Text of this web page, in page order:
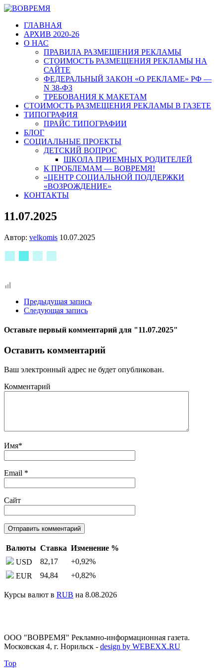
ГЛАВНАЯ
АРХИВ 2020-26
О НАС
ПРАВИЛА РАЗМЕЩЕНИЯ РЕКЛАМЫ
СТОИМОСТЬ РАЗМЕЩЕНИЯ РЕКЛАМЫ НА
САЙТЕ
ФЕДЕРАЛЬНЫЙ ЗАКОН «О РЕКЛАМЕ» РФ —
N 38-ФЗ
ТРЕБОВАНИЯ К МАКЕТАМ
СТОИМОСТЬ РАЗМЕЩЕНИЯ РЕКЛАМЫ В ГАЗЕТЕ
ТИПОГРАФИЯ
ПРАЙС ТИПОГРАФИИ
БЛОГ
СОЦИАЛЬНЫЕ ПРОЕКТЫ
ДЕТСКИЙ ВОПРОС
ШКОЛА ПРИЕМНЫХ РОДИТЕЛЕЙ
К ПРОБЛЕМАМ — ВОВРЕМЯ!
«ЦЕНТР СОЦИАЛЬНОЙ ПОДДЕРЖКИ
«ВОЗРОЖДЕНИЕ»
КОНТАКТЫ
11.07.2025
Автор: velkomis 10.07.2025
Предыдущая запись
Следующая запись
Оставьте первый комментарий для "11.07.2025"
Оставить комментарий
Ваш электронный адрес не будет опубликован.
Комментарий
Имя*
Email *
Сайт
Валюты Ставка Изменение %
USD
82,17 +0,92%
EUR
94,84 +0,82%
Курсы валют в RUB на 8.08.2026
ООО "ВОВРЕМЯ" Рекламно-информационная газета.
Московская 4, г. Норильск - design by WEBEXX.RU
Top